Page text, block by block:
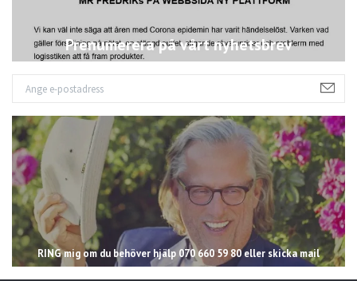
Prenumerera på vårt nyhetsbrev
RING mig om du behöver hjälp 070 660 59 80 eller skicka mail